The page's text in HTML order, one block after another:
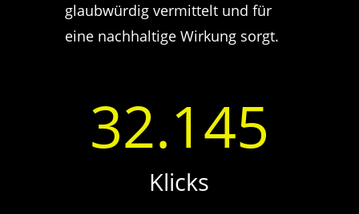
glaubwürdig vermittelt und für
eine nachhaltige Wirkung sorgt.
32.145
Klicks